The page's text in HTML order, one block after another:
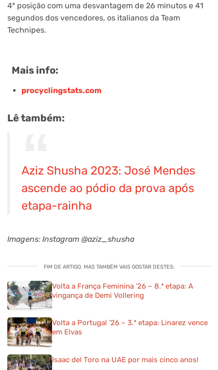
4ª posição com uma desvantagem de 26 minutos e 41
segundos dos vencedores, os italianos da Team
Technipes.
Mais info:
procyclingstats.com
Lê também:
Aziz Shusha 2023: José Mendes
ascende ao pódio da prova após
etapa-rainha
Imagens: Instagram @aziz_shusha
FIM DE ARTIGO. MAS TAMBÉM VAIS GOSTAR DESTES:
Volta a França Feminina ’26 – 8.ª etapa: A
vingança de Demi Vollering
Volta a Portugal ’26 – 3.ª etapa: Linarez vence
em Elvas
Isaac del Toro na UAE por mais cinco anos!